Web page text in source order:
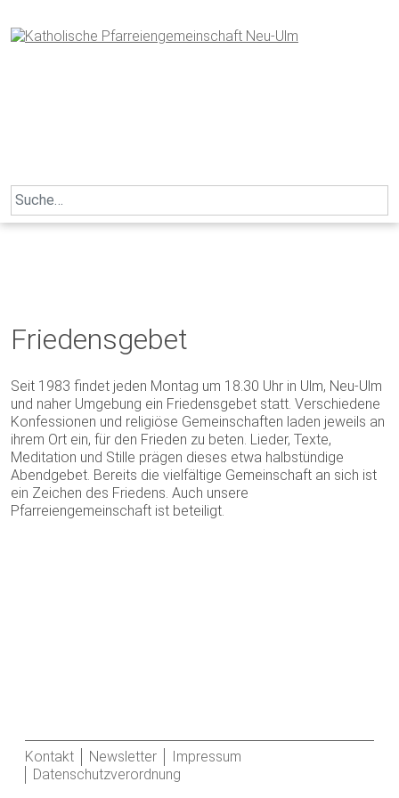
to
content
Search
for:
Friedensgebet
Seit 1983 findet jeden Montag um 18.30 Uhr in Ulm, Neu-Ulm
und naher Umgebung ein Friedensgebet statt. Verschiedene
Konfessionen und religiöse Gemeinschaften laden jeweils an
ihrem Ort ein, für den Frieden zu beten. Lieder, Texte,
Meditation und Stille prägen dieses etwa halbstündige
Abendgebet. Bereits die vielfältige Gemeinschaft an sich ist
ein Zeichen des Friedens. Auch unsere
Pfarreiengemeinschaft ist beteiligt.
Kontakt Newsletter
Impressum
Datenschutzverordnung